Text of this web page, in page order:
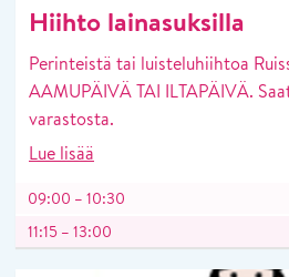
Hiihto lainasuksilla
Perinteistä tai luisteluhiihtoa
AAMUPÄIVÄ TAI ILTAPÄIVÄ.
varastosta.
Lue lisää
09:00 – 10:30
11:15 – 13:00